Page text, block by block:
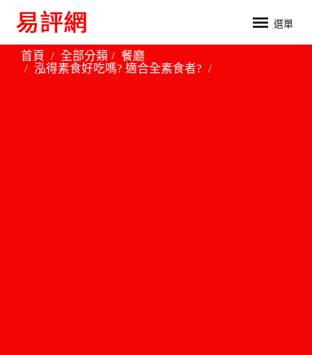
選單
首頁 全部分類
餐廳
泓得素食好吃嗎? 適合全素食者?